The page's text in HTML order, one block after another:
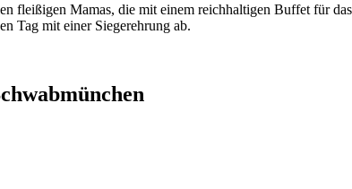
fleißigen Mamas, die mit einem reichhaltigen Buffet für
Tag mit einer Siegerehrung ab.